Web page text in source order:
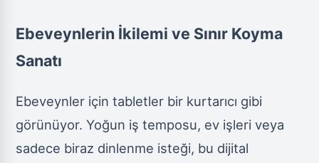
Ebeveynlerin İkilemi ve Sınır Koyma
Sanatı
Ebeveynler için tabletler bir kurtarıcı gibi
görünüyor. Yoğun iş temposu, ev işleri veya
sadece biraz dinlenme isteği, bu dijital